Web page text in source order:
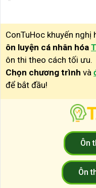
ConTuHoc khuyến
ôn luyện cá nhân hóa
ôn thi theo cách tối ưu.
Chọn chương trình và
để bắt đầu!
Ôn
Ôn